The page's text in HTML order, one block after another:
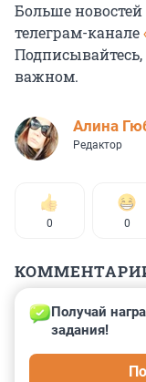
Больше
телеграм-канале
важном.
Алина
Редактор
0 0
Гость
22 августа 2023,
Те кто покупали,
одни и те-же лица.
Получай
задания!